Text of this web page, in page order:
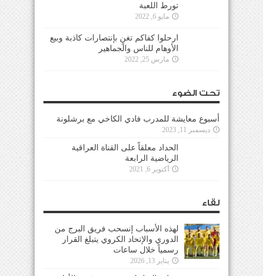
تورط اللعبة
مايو 6, 2022
ارحلوا كفاكم تغنٍ بإنتصارات كاذبة وبيع
الأوهام للناس والجماهير
مارس 25, 2022
تحت الضوء
أسبوع معايشة للمدرب فادي الكاخي مع برشلونة
ديسمبر 11, 2023
الحداد معلقاً على القناة العراقية
الرياضية الرابعة
أكتوبر 6, 2021
لقاء
لهذه الأسباب إنسحب فريق البرج من
الدوري والإتحاد الكروي يتبلغ القرار
رسمياً خلال ساعات
يناير 13, 2026